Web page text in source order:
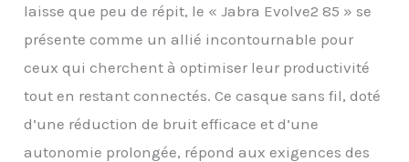
laisse que peu de répit, le « Jabra Evolve2 85 » se
présente comme un allié incontournable pour
ceux qui cherchent à optimiser leur productivité
tout en restant connectés. Ce casque sans fil, doté
d’une réduction de bruit efficace et d’une
autonomie prolongée, répond aux exigences des